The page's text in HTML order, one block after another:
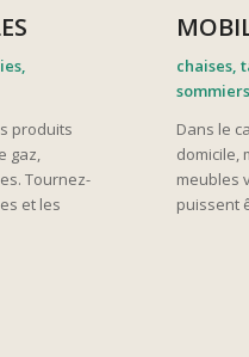
produits
gaz,
Tournez-
et les
chaises,
Dans le
domicile,
meubles
puissent